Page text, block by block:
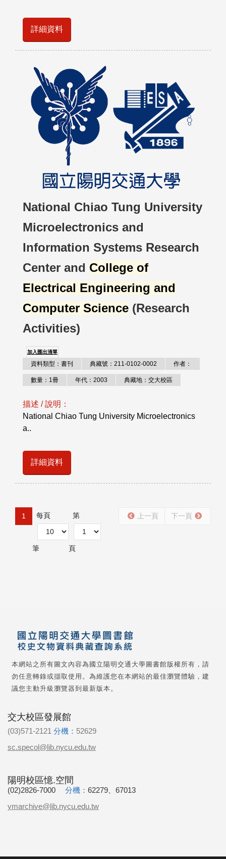
詳細資料
National Chiao Tung University
Microelectronics and
Information Systems Research
Center and College of
Electrical Engineering and
Computer Science (Research
Activities)
加入匯出清單
資料類型：書刊 典藏號：211-0102-0002 作者：
數量：1冊 年代：2003 典藏地：交大校區
描述 / 說明：
National Chiao Tung University Microelectronics
a..
詳細資料
1 每頁
筆
第
頁
上一頁 下一頁
本網站之所有圖文內容為國立陽明交通大學圖書館版權所有，請
勿任意轉錄或擷取使用。為維護您在本網站的最佳瀏覽體驗，建
議您主動升級瀏覽器到最新版本。
交大校區發展館
(03)571-2121 分機： 52629
sc.specol@lib.nycu.edu.tw
陽明校區憶.空間
(02)2826-7000 分機： 62279、67013
ymarchive@lib.nycu.edu.tw